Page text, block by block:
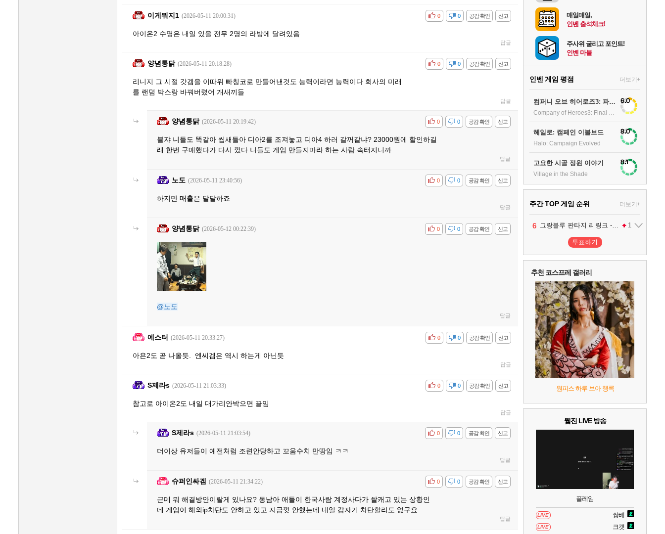
이게뭐지1 (2026-05-11 20:00:31) 신고
공감 확인
비공감 0
0
아이온2 수명은 내일 있을 전무 2명의 라방에 달려있음
답글
양념통닭 (2026-05-11 20:18:28) 신고
공감 확인
비공감 0
0
리니지 그 시절 갓겜을 이따위 빠칭코로 만들어낸것도 능력이라면 능력이다 회사의 미래
를 랜덤 박스랑 바꿔버렸어 개새끼들
답글
양념통닭 (2026-05-11 20:19:42) 신고
공감 확인
비공감 0
0
블쟈 니들도 똑같아 씹새들아 디아2를 조져놓고 디아4 하러 갈꺼같냐? 23000원에 할인하길
래 한번 구매했다가 다시 껐다 니들도 게임 만들지마라 하는 사람 속터지니까
답글
노도 (2026-05-11 23:40:56) 신고
공감 확인
비공감 0
0
하지만 매출은 달달하죠
답글
양념통닭 (2026-05-12 00:22:39) 신고
공감 확인
비공감 0
0
@노도
답글
에스터 (2026-05-11 20:33:27) 신고
공감 확인
비공감 0
0
아욘2도 곧 나올듯. 엔씨겜은 역시 하는게 아닌듯
답글
S제라s (2026-05-11 21:03:33) 신고
공감 확인
비공감 0
0
참고로 아이온2도 내일 대가리안박으면 끝임
답글
S제라s (2026-05-11 21:03:54) 신고
공감 확인
비공감 0
0
더이상 유저들이 예전처럼 조련안당하고 꼬움수치 만땅임 ㅋㅋ
답글
슈퍼인싸겜 (2026-05-11 21:34:22) 신고
공감 확인
비공감 0
0
근데 뭐 해결방안이랄게 있나요? 동남아 애들이 한국사람 계정사다가 쌀캐고 있는 상황인
데 게임이 해외ip차단도 안하고 있고 지금껏 안했는데 내일 갑자기 차단할리도 없구요
답글
매일매일,
인벤 출석체크!
주사위 굴리고 포인트!
인벤 마블
인벤 게임 평점 더보기+
컴퍼니 오브 히어로즈3: 파이널 스탠드 6.0
헤일로: 캠페인 이볼브드
Halo: Campaign Evolved
8.0
고요한 시골 정원 이야기
Village in the Shade
8.1
주간 TOP 게임 순위 더보기+
1 팰월드
2 어쌔신 크리드: 블랙 플래그 리싱크드 1
3 프로야구스피리츠2026 2
4 드래곤소드 : 어웨이크닝 2
5 블라인드 삼국 1
6 그랑블루 판타지 리링크 - 엔드리스 라그나로크 1
7 리듬 천국 미라클 스타즈 2
8 헤일로: 캠페인 이볼브드 2
9
10 레고 배트맨: 레거시 오브 더 다크 나이트
투표하기
추천 코스프레 갤러리
원피스 하루 보아 행콕
웹진 LIVE 방송
플레임
LIVE 쌍베
LIVE 크캣